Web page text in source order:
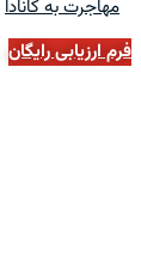
مهاجرت به کانادا
فرم ارزیابی رایگان